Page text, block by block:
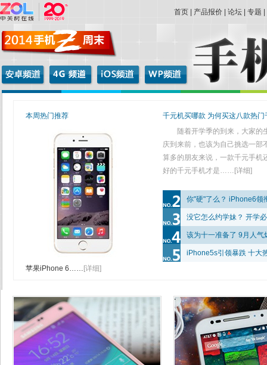
首页 产品报价 |论坛 |专题
本周热门推荐
苹果iPhone 6…… [详细]
千元机买哪款 为何买这八款热门
随着开学季的到来，大家的
庆到来前，也该为自己挑选一部
算多的朋友来说，一款千元手机
好的千元手机才是…… [详细]
你"硬"了么？ iPhone6领
没它怎么约学妹？ 开学
该为十一准备了 9月人气
iPhone5s引领暴跌 十大